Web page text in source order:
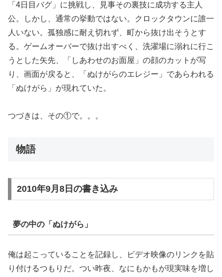
「4日目バグ」に挑戦し、見事その裏技に成功する主人
公。しかし、通常の挙動ではない。クロックタウンに誰一
人いない。孤独感に耐え切れず、町から抜け出そうとす
る。ゲームオーバーで抜け出すべく、洗濯場に溺れに行こ
うとした矢先、「しあわせのお面屋」の顔のカットが写
り、画面が戻ると、「ぬけがらのエレジー」であらわれる
「ぬけがら」が現れていた。
つづきは、その①で。。。
物語
2010年9月8日の書き込み
夢の中の「ぬけがら」
俺は起こっていることを記録し、ビデオ映像のリンクを貼
り付けるつもりだ。つい昨夜、なにもかもが現実味を増し